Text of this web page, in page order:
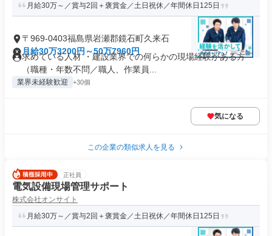
月給30万～／賞与2回＋褒賞金／土日祝休／年間休日125日
〒969-0403福島県岩瀬郡鏡石町久来石
月給30万3200円～50万7960円
求めている人材 ・建設業界での何らかの現場経験がある方
（職種・年数不問／職人、作業員...
業界未経験歓迎 +30個
気になる
この企業の類似求人を見る
正社員
電気設備現場管理サポート
株式会社オンサイト
月給30万～／賞与2回＋褒賞金／土日祝休／年間休日125日